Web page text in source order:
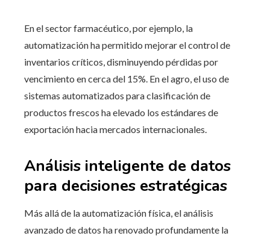
En el sector farmacéutico, por ejemplo, la
automatización ha permitido mejorar el control de
inventarios críticos, disminuyendo pérdidas por
vencimiento en cerca del 15%. En el agro, el uso de
sistemas automatizados para clasificación de
productos frescos ha elevado los estándares de
exportación hacia mercados internacionales.
Análisis inteligente de datos
para decisiones estratégicas
Más allá de la automatización física, el análisis
avanzado de datos ha renovado profundamente la